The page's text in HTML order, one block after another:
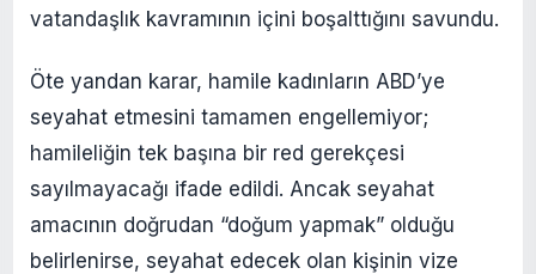
vatandaşlık kavramının içini boşalttığını savundu.
Öte yandan karar, hamile kadınların ABD’ye
seyahat etmesini tamamen engellemiyor;
hamileliğin tek başına bir red gerekçesi
sayılmayacağı ifade edildi. Ancak seyahat
amacının doğrudan “doğum yapmak” olduğu
belirlenirse, seyahat edecek olan kişinin vize